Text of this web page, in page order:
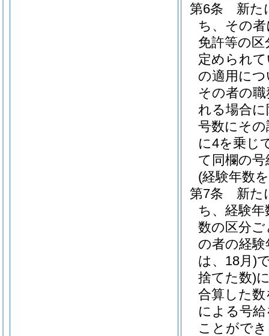
第6条
新た
ち、その
免許等の
定められ
の適用に
その者の
れる場合
号数にそ
に4を乗じ
て同欄の
(経験年数
第7条
新た
ち、経験
数の区分
の者の経
は、18月)
捨てた数)
合算した数
による号
ことがで